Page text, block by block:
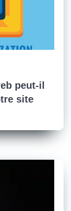
peut-il
site